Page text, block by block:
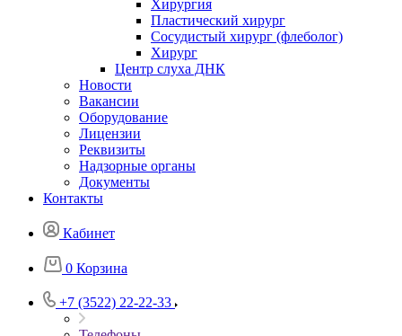
Хирургия
Пластический хирург
Сосудистый хирург (флеболог)
Хирург
Центр слуха ДНК
Новости
Вакансии
Оборудование
Лицензии
Реквизиты
Надзорные органы
Документы
Контакты
Кабинет
0 Корзина
+7 (3522) 22-22-33